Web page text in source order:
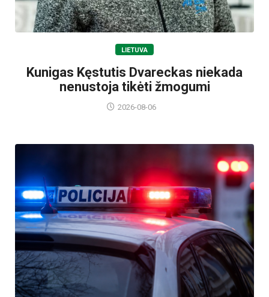
LIETUVA
Kunigas Kęstutis Dvareckas niekada
nenustoja tikėti žmogumi
2026-08-06